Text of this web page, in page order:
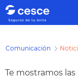
Comunicación
Te mostramos